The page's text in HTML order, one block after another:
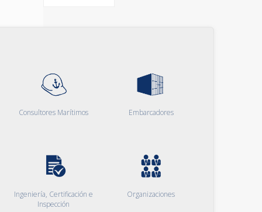
Consultores Marítimos Embarcadores
Ingeniería, Certificación e
Inspección
Organizaciones